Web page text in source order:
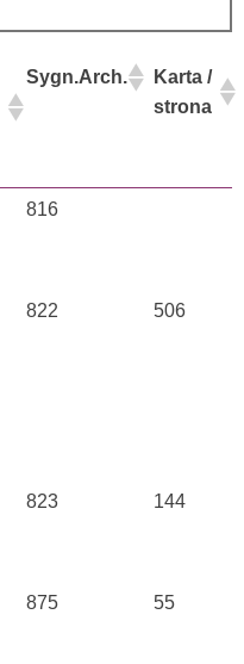
Sygn.Arch.
Karta /
strona
816
822 506
823 144
875 55